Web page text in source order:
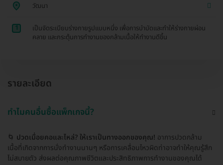
วัฒนา
1
เป็นจัดระเบียบร่างกายรูปแบบหนึ่ง เพื่อการบำบัดและทำให้ร่างกายผ่อน
คลาย และกระตุ้นการทำงานของกล้ามเนื้อให้ทำงานดีขึ้น
รายละเอียด
ทำไมคนอื่นซื้อแพ็กเกจนี้?
🌀 ปวดเมื่อยคอและไหล่? ให้เราเป็นทางออกของคุณ! อาการปวดกล้าม
เนื้อที่เกิดจากการนั่งทำงานนานๆ หรือการเคลื่อนไหวผิดท่าอาจทำให้คุณรู้สึก
ไม่สบายตัว ส่งผลต่อคุณภาพชีวิตและประสิทธิภาพการทำงานของคุณได้